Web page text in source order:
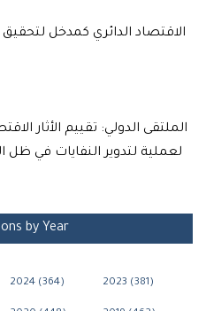
لعملية لتدوير النفايات في
by Year
2024 (364) 2023 (381)